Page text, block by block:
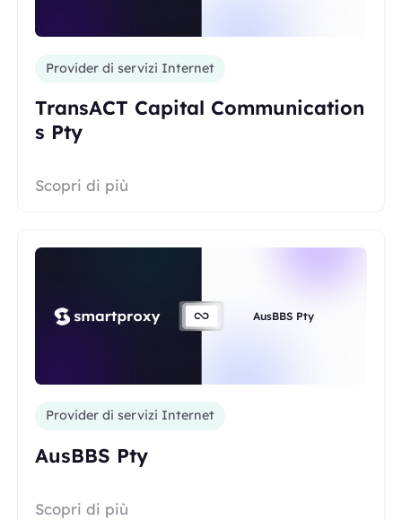
Provider di servizi Internet
TransACT Capital Communication
s Pty
Scopri di più
AusBBS Pty
Provider di servizi Internet
AusBBS Pty
Scopri di più